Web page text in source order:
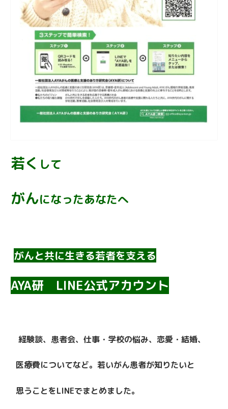
若く して
がんになったあなたへ
がんと共に生きる若者を支える
AYA研 LINE公式アカウント
経験談、患者会、仕事・学校の悩み、恋愛・結婚、
医療費についてなど。若いがん患者が知りたいと
思うことをLINEでまとめました。